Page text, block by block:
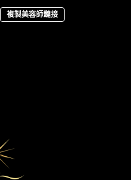
複製美容師鏈接